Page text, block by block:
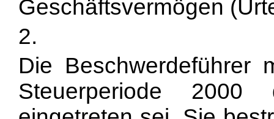
Geschäftsvermögen
2.
Die Beschwerdeführer
Steuerperiode 2000